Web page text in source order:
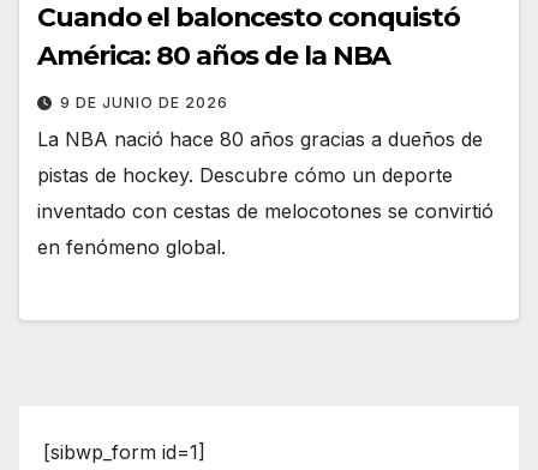
Cuando el baloncesto conquistó
América: 80 años de la NBA
9 DE JUNIO DE 2026
La NBA nació hace 80 años gracias a dueños de
pistas de hockey. Descubre cómo un deporte
inventado con cestas de melocotones se convirtió
en fenómeno global.
[sibwp_form id=1]